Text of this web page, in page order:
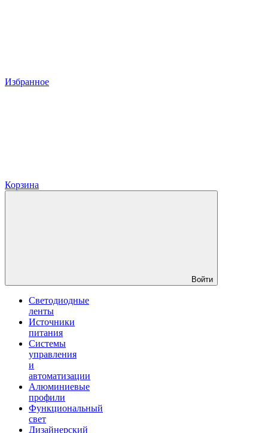
Избранное
Корзина
Войти
Светодиодные
ленты
Источники
питания
Системы
управления
и
автоматизации
Алюминиевые
профили
Функциональный
свет
Дизайнерский